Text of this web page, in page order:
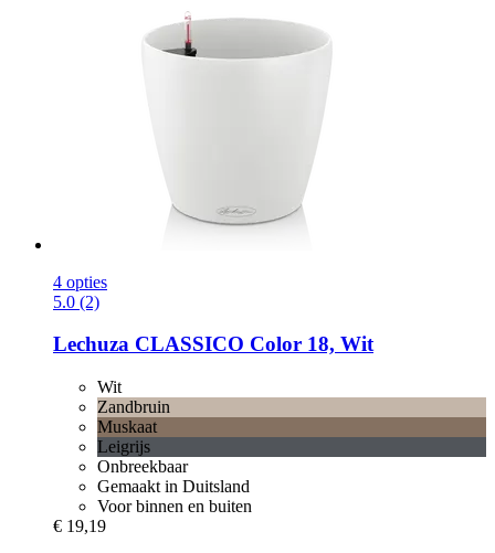
4 opties
5.0 (2)
Lechuza CLASSICO Color 18, Wit
Wit
Zandbruin
Muskaat
Leigrijs
Onbreekbaar
Gemaakt in Duitsland
Voor binnen en buiten
€ 19,19